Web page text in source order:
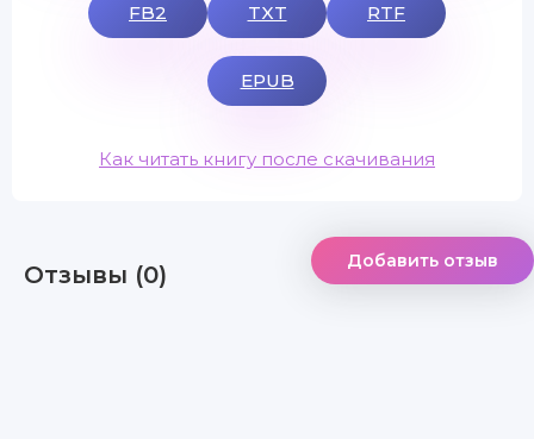
FB2 TXT RTF
EPUB
Как читать книгу после скачивания
Отзывы (0) Добавить отзыв